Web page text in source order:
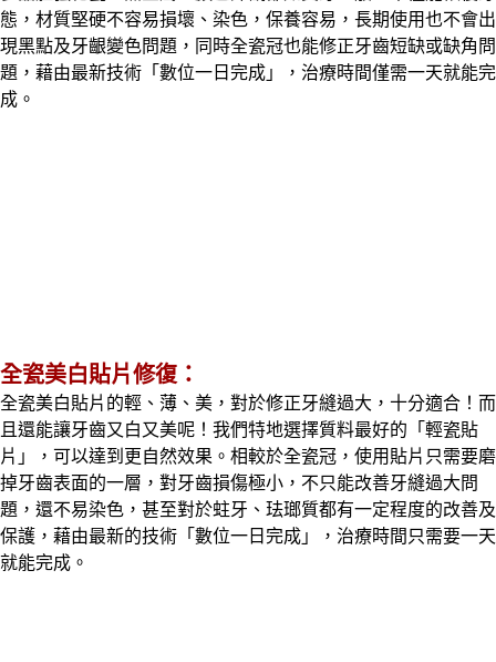
態，材質堅硬不容易損壞、染色，保養容易，長期使用也不會出
現黑點及牙齦變色問題，同時全瓷冠也能修正牙齒短缺或缺角問
題，藉由最新技術「數位一日完成」，治療時間僅需一天就能完
成。
全瓷美白貼片修復：
全瓷美白貼片的輕、薄、美，對於修正牙縫過大，十分適合！而
且還能讓牙齒又白又美呢！我們特地選擇質料最好的「輕瓷貼
片」，可以達到更自然效果。相較於全瓷冠，使用貼片只需要磨
掉牙齒表面的一層，對牙齒損傷極小，不只能改善牙縫過大問
題，還不易染色，甚至對於蛀牙、珐瑯質都有一定程度的改善及
保護，藉由最新的技術「數位一日完成」，治療時間只需要一天
就能完成。